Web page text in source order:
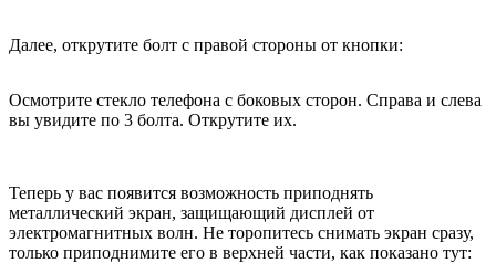
Далее, открутите болт с правой стороны от кнопки:
Осмотрите стекло телефона с боковых сторон. Справа и слева
вы увидите по 3 болта. Открутите их.
Теперь у вас появится возможность приподнять
металлический экран, защищающий дисплей от
электромагнитных волн. Не торопитесь снимать экран сразу,
только приподнимите его в верхней части, как показано тут: